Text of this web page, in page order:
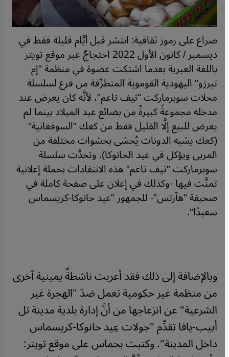
صراع على رموز ثقافية: انتشر قبل أيَّام قليلة فقط في
ديسمبر / كانون الأول 2022 احتجاجٌ عبر موقع تويتر
باللغة العبرية بعدما اشتكت عضوة في منظمة "إم
تيرزو" اليهودية القوموية المتطرِّفة من فرع لسلسلة
محلات سوبرماركت "تيف تاعم"، لأنَّه كان يعرض عند
مدخله مجموعةً كبيرةً من بضائع عيد الميلاد بينما لم
يعرض للبيع إلَّا القليل فقط من كعك "السوفغانية"
(كعك يشبه الدونات يُحشى بحشوات مختلفة من
المربى ويؤكل في عيد الحانوكا). وتحدَّت سلسلة
سوبرماركت "تيف تاعم" هذه الانتقادات بحملة إعلانية
تمنَّت فيها -وكذلك في إعلان على صفحة كاملة في
صحيفة "هآرتس"- للجمهور "عيد حانوكا-كريسماس
سعيدًا".
وبالإضافة إلى ذلك فقد أعربت ناشطةٌ يمينية آخرى
من منظمة غير حكومية تعمل ضدّ "الهجرة غير
الشرعية" عن انزعاجها من أنَّ إدارة بلدية مدينة تل
أبيب-يافا تقدِّم "جولات عِيد حانوكا-كريسماس
داخل المدينة". وكتبت بحماس على موقع تويتر: